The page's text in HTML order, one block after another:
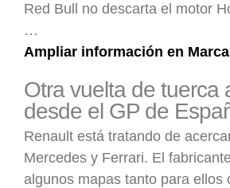
Red Bull no descarta el motor
…
Ampliar información en
Otra vuelta de tuerca
desde el GP de
Renault está tratando de
Mercedes y Ferrari. El
algunos mapas tanto para